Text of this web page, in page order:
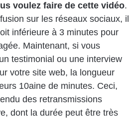
voulez faire de cette vidéo.
sur les réseaux sociaux, il
inférieure à 3 minutes pour
Maintenant, si vous
testimonial ou une interview
votre site web, la longueur
10aine de minutes. Ceci,
des retransmissions
dont la durée peut être très